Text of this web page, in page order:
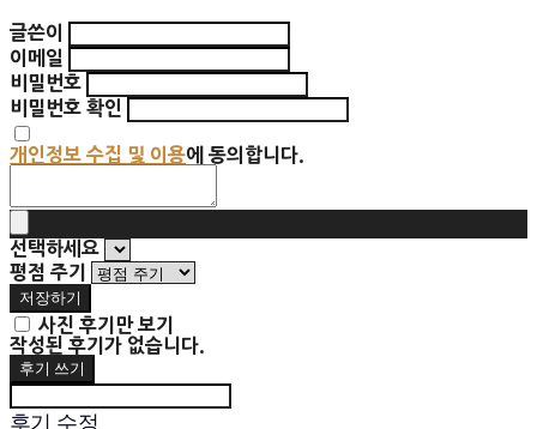
글쓴이
이메일
비밀번호
비밀번호 확인
개인정보 수집 및 이용에 동의합니다.
선택하세요
평점 주기
저장하기
사진 후기만 보기
작성된 후기가 없습니다.
후기 쓰기
후기 수정